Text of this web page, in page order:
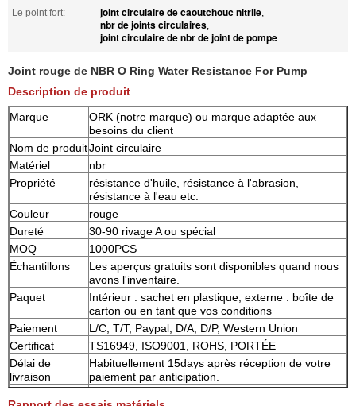
Le point fort: joint circulaire de caoutchouc nitrile,
nbr de joints circulaires,
joint circulaire de nbr de joint de pompe
Joint rouge de NBR O Ring Water Resistance For Pump
Description de produit
Marque
ORK (notre marque) ou marque adaptée aux
besoins du client
Nom de produitJoint circulaire
Matériel
nbr
Propriété
résistance d'huile, résistance à l'abrasion,
résistance à l'eau etc.
Couleur
rouge
Dureté
30-90 rivage A ou spécial
MOQ
1000PCS
Échantillons
Les aperçus gratuits sont disponibles quand nous
avons l'inventaire.
Paquet
Intérieur : sachet en plastique, externe : boîte de
carton ou en tant que vos conditions
Paiement
L/C, T/T, Paypal, D/A, D/P, Western Union
Certificat
TS16949, ISO9001, ROHS, PORTÉE
Délai de
livraison
Habituellement 15days après réception de votre
paiement par anticipation.